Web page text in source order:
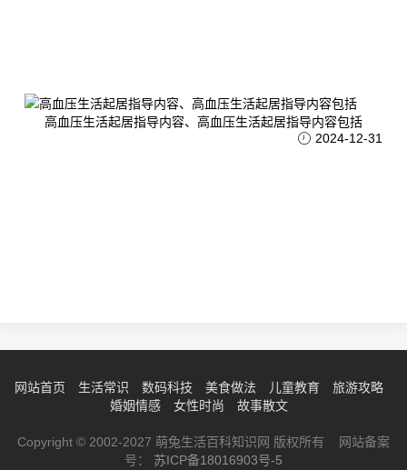
高血压生活起居指导内容、高血压生活起居指导内容包括
2024-12-31
网站首页 生活常识 数码科技 美食做法 儿童教育
旅游攻略
婚姻情感
女性时尚 故事散文
Copyright © 2002-2027 萌兔生活百科知识网 版权所有 网站备案
号： 苏ICP备18016903号-5